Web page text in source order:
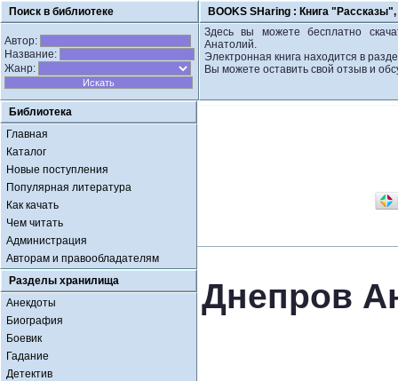
Поиск в библиотеке BOOKS SHaring : Книга
Автор:
Название:
Жанр:
Здесь вы можете бесплатно
Анатолий.
Электронная книга находится в
Вы можете оставить свой отзыв и
Библиотека
Главная
Каталог
Новые поступления
Популярная литература
Как качать
Чем читать
Администрация
Авторам и правообладателям
Разделы хранилища
Анекдоты
Биография
Боевик
Гадание
Детектив
Днепров